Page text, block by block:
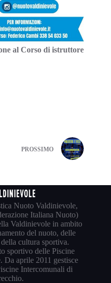
al Corso di istruttore
PROSSIMO
Nuoto Valdinievole,
Italiana Nuoto)
Valdinievole in ambito
del nuoto, delle
cultura sportiva.
sportivo delle Piscine
aprile 2011 gestisce
Intercomunali di